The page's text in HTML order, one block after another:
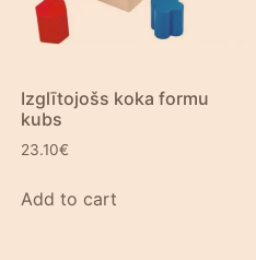
Izglītojošs koka formu
kubs
23.10€
Add to cart